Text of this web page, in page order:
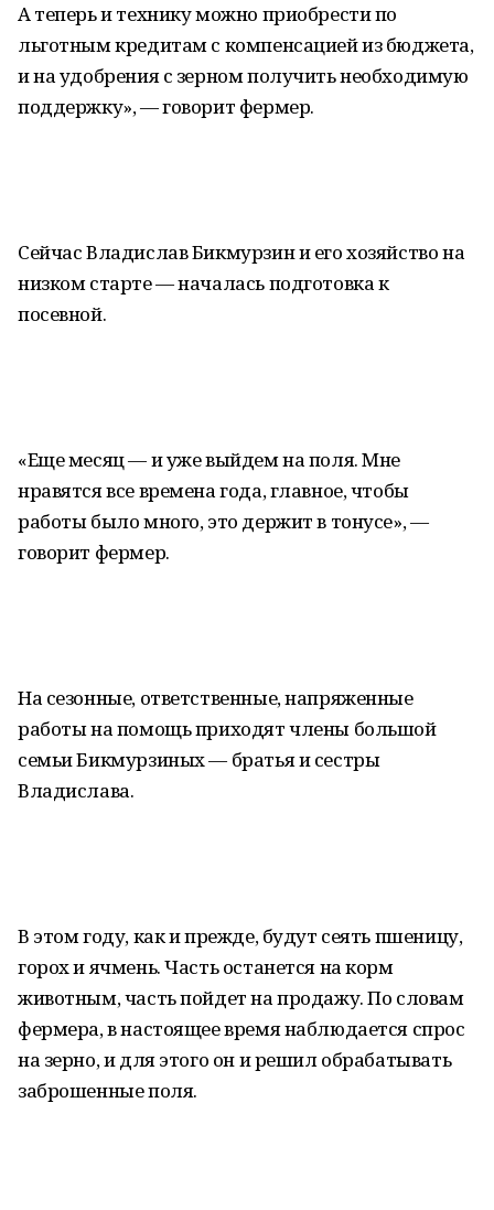
А теперь и технику можно приобрести по
льготным кредитам с компенсацией из бюджета,
и на удобрения с зерном получить необходимую
поддержку», — говорит фермер.
Сейчас Владислав Бикмурзин и его хозяйство на
низком старте — началась подготовка к
посевной.
«Еще месяц — и уже выйдем на поля. Мне
нравятся все времена года, главное, чтобы
работы было много, это держит в тонусе», —
говорит фермер.
На сезонные, ответственные, напряженные
работы на помощь приходят члены большой
семьи Бикмурзиных — братья и сестры
Владислава.
В этом году, как и прежде, будут сеять пшеницу,
горох и ячмень. Часть останется на корм
животным, часть пойдет на продажу. По словам
фермера, в настоящее время наблюдается спрос
на зерно, и для этого он и решил обрабатывать
заброшенные поля.